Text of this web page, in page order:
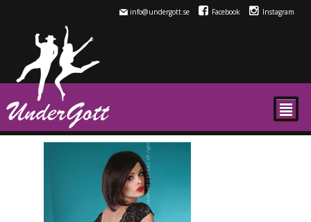
info@undergott.se Facebook Instagram
²